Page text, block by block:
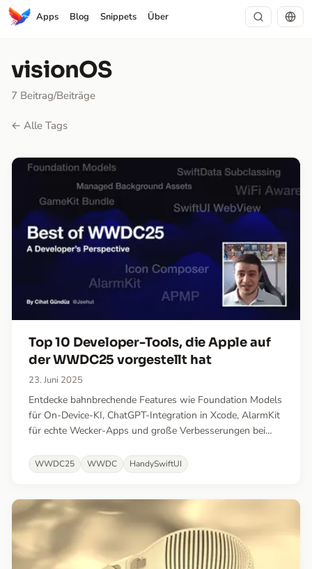
Apps Blog Snippets Über
visionOS
7 Beitrag/Beiträge
← Alle Tags
Top 10 Developer-Tools, die Apple auf
der WWDC25 vorgestellt hat
23. Juni 2025
Entdecke bahnbrechende Features wie Foundation Models
für On-Device-KI, ChatGPT-Integration in Xcode, AlarmKit
für echte Wecker-Apps und große Verbesserungen bei
WWDC25 WWDC HandySwiftUI